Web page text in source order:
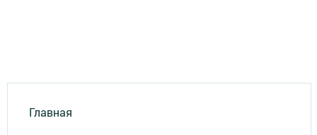
Главная